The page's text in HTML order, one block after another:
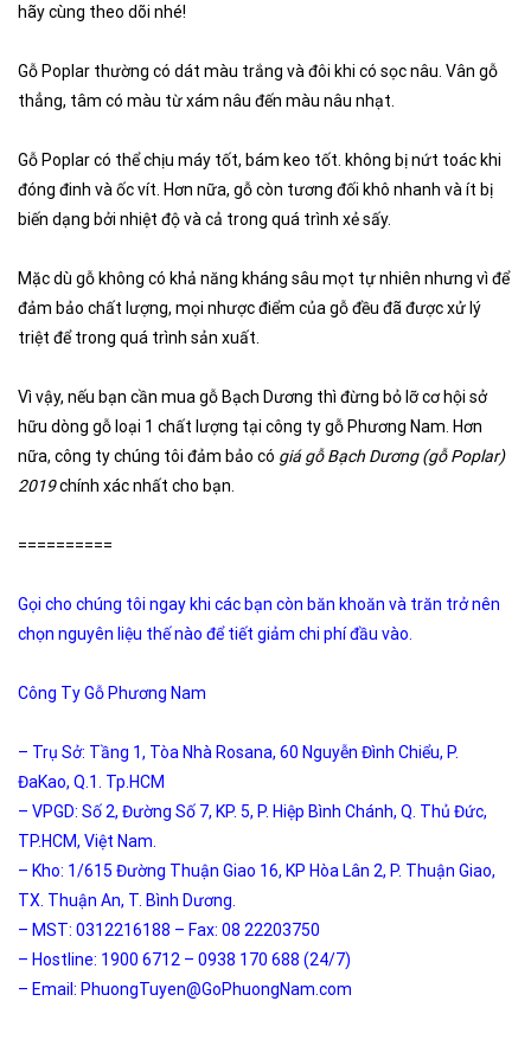
hãy cùng theo dõi nhé!
Gỗ Poplar thường có dát màu trắng và đôi khi có sọc nâu. Vân gỗ
thẳng, tâm có màu từ xám nâu đến màu nâu nhạt.
Gỗ Poplar có thể chịu máy tốt, bám keo tốt. không bị nứt toác khi
đóng đinh và ốc vít. Hơn nữa, gỗ còn tương đối khô nhanh và ít bị
biến dạng bởi nhiệt độ và cả trong quá trình xẻ sấy.
Mặc dù gỗ không có khả năng kháng sâu mọt tự nhiên nhưng vì để
đảm bảo chất lượng, mọi nhược điểm của gỗ đều đã được xử lý
triệt để trong quá trình sản xuất.
Vì vậy, nếu bạn cần mua gỗ Bạch Dương thì đừng bỏ lỡ cơ hội sở
hữu dòng gỗ loại 1 chất lượng tại công ty gỗ Phương Nam. Hơn
nữa, công ty chúng tôi đảm bảo có giá gỗ Bạch Dương (gỗ Poplar)
2019chính xác nhất cho bạn.
==========
Gọi cho chúng tôi ngay khi các bạn còn băn khoăn và trăn trở nên
chọn nguyên liệu thế nào để tiết giảm chi phí đầu vào.
Công Ty Gỗ Phương Nam
– Trụ Sở: Tầng 1, Tòa Nhà Rosana, 60 Nguyễn Đình Chiểu, P.
ĐaKao, Q.1. Tp.HCM
– VPGD: Số 2, Đường Số 7, KP. 5, P. Hiệp Bình Chánh, Q. Thủ Đức,
TP.HCM, Việt Nam.
– Kho: 1/615 Đường Thuận Giao 16, KP Hòa Lân 2, P. Thuận Giao,
TX. Thuận An, T. Bình Dương.
– MST: 0312216188 – Fax: 08 22203750
– Hostline: 1900 6712 – 0938 170 688 (24/7)
– Email: PhuongTuyen@GoPhuongNam.com